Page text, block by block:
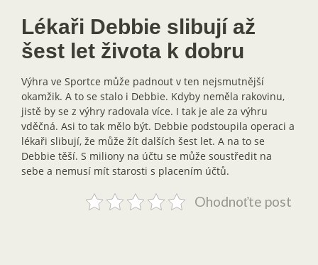
Lékaři Debbie slibují až
šest let života k dobru
Výhra ve Sportce může padnout v ten nejsmutnější
okamžik. A to se stalo i Debbie. Kdyby neměla rakovinu,
jistě by se z výhry radovala více. I tak je ale za výhru
vděčná. Asi to tak mělo být. Debbie podstoupila operaci a
lékaři slibují, že může žít dalších šest let. A na to se
Debbie těší. S miliony na účtu se může soustředit na
sebe a nemusí mít starosti s placením účtů.
Ohodnoťte post